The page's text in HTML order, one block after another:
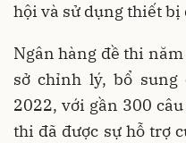
hội và sử dụng thiết bị
Ngân hàng đề thi
sở chỉnh lý, bổ
2022, với gần 300
thi đã được sự hỗ trợ